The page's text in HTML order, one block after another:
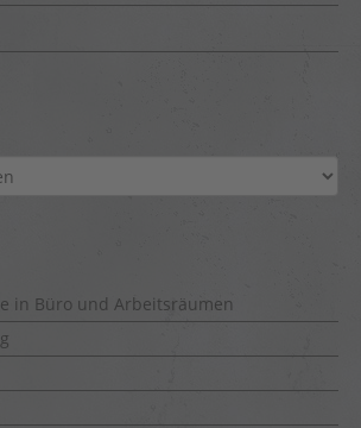
in Büro und Arbeitsräumen